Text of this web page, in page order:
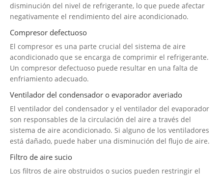
disminución del nivel de refrigerante, lo que puede afectar
negativamente el rendimiento del aire acondicionado.
Compresor defectuoso
El compresor es una parte crucial del sistema de aire
acondicionado que se encarga de comprimir el refrigerante.
Un compresor defectuoso puede resultar en una falta de
enfriamiento adecuado.
Ventilador del condensador o evaporador averiado
El ventilador del condensador y el ventilador del evaporador
son responsables de la circulación del aire a través del
sistema de aire acondicionado. Si alguno de los ventiladores
está dañado, puede haber una disminución del flujo de aire.
Filtro de aire sucio
Los filtros de aire obstruidos o sucios pueden restringir el